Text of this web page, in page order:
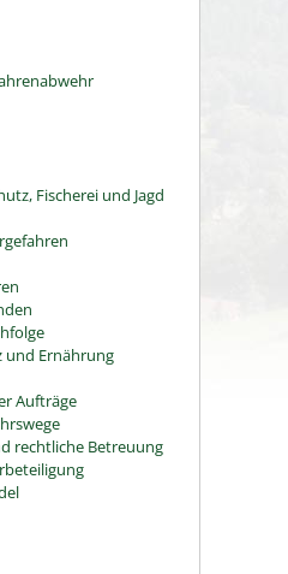
Fischerei und Jagd
und Ernährung
Aufträge
rechtliche Betreuung